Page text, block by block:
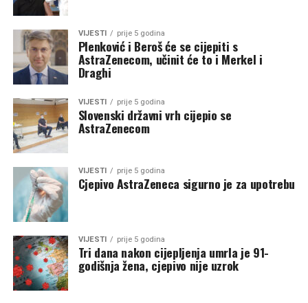
VIJESTI prije 5 godina
Plenković i Beroš će se cijepiti s
AstraZenecom, učinit će to i Merkel i
Draghi
VIJESTI prije 5 godina
Slovenski državni vrh cijepio se
AstraZenecom
VIJESTI prije 5 godina
Cjepivo AstraZeneca sigurno je za upotrebu
VIJESTI prije 5 godina
Tri dana nakon cijepljenja umrla je 91-
godišnja žena, cjepivo nije uzrok